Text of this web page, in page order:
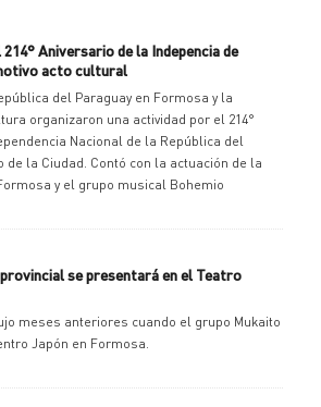
Aniversario de la Indepencia de
acto cultural
del Paraguay en Formosa y la
organizaron una actividad por el 214°
Nacional de la República del
de la Ciudad. Contó con la actuación de la
y el grupo musical Bohemio
se presentará en el Teatro
meses anteriores cuando el grupo Mukaito
Japón en Formosa.